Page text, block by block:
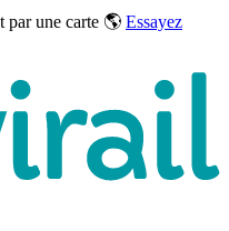
par une carte 🌎 Essayez